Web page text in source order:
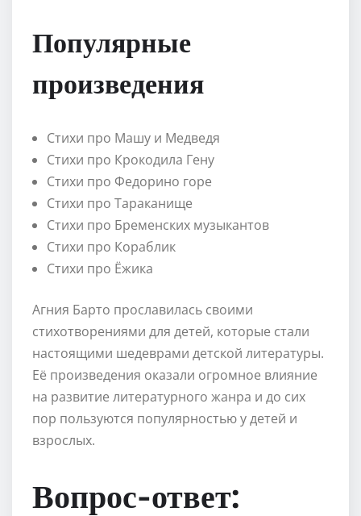
Популярные
произведения
Стихи про Машу и Медведя
Стихи про Крокодила Гену
Стихи про Федорино горе
Стихи про Тараканище
Стихи про Бременских музыкантов
Стихи про Кораблик
Стихи про Ёжика
Агния Барто прославилась своими
стихотворениями для детей, которые стали
настоящими шедеврами детской литературы.
Её произведения оказали огромное влияние
на развитие литературного жанра и до сих
пор пользуются популярностью у детей и
взрослых.
Вопрос-ответ: